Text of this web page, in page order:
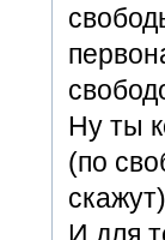
Ну ты
(по